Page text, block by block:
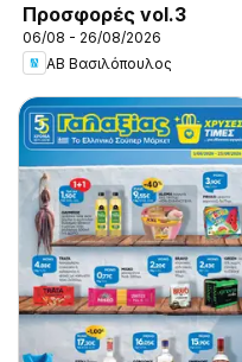
Προσφορές vol.3
06/08 - 26/08/2026
ΑΒ Βασιλόπουλος